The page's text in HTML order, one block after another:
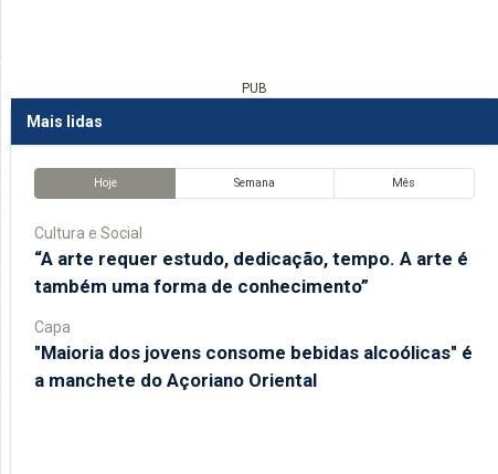
PUB
Mais lidas
Hoje Semana Mês
Cultura e Social
“A arte requer estudo, dedicação, tempo. A arte é
também uma forma de conhecimento”
Capa
"Maioria dos jovens consome bebidas alcoólicas" é
a manchete do Açoriano Oriental